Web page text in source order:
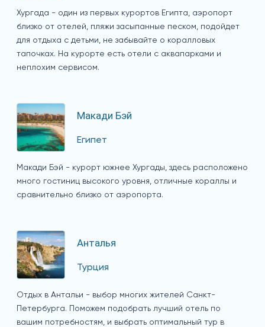
Хургада - один из первых курортов Египта, аэропорт
близко от отелей, пляжи засыпанные песком, подойдет
для отдыха с детьми, не забывайте о коралловых
тапочках. На курорте есть отели с аквапарками и
неплохим сервисом.
Макади Бэй
Египет
Макади Бэй - курорт южнее Хургады, здесь расположено
много гостиниц высокого уровня, отличные кораллы и
сравнительно близко от аэропорта.
Анталья
Турция
Отдых в Антальи - выбор многих жителей Санкт-
Петербурга. Поможем подобрать лучший отель по
вашим потребностям, и выбрать оптимальный тур в